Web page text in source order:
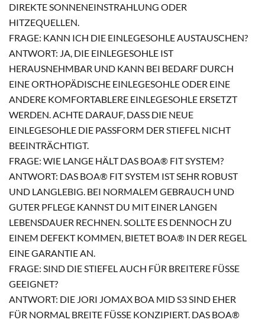
IREKTE SONNENEINSTRAHLUNG ODER H
ITZEQUELLEN.
FRAGE: KANN ICH DIE EINLEGESOHLE AUSTAUSCHEN?
ANTWORT: JA, DIE EINLEGESOHLE IST
HERAUSNEHMBAR UND KANN BEI BEDARF DURCH
EINE ORTHOPÄDISCHE EINLEGESOHLE ODER EINE
ANDERE KOMFORTABLERE EINLEGESOHLE ERSETZT
WERDEN. ACHTE DARAUF, DASS DIE NEUE
EINLEGESOHLE DIE PASSFORM DER STIEFEL NICHT
BEEINTRÄCHTIGT.
FRAGE: WIE LANGE HÄLT DAS BOA® FIT SYSTEM?
ANTWORT: DAS BOA® FIT SYSTEM IST SEHR ROBUST
UND LANGLEBIG. BEI NORMALEM GEBRAUCH UND
GUTER PFLEGE KANNST DU MIT EINER LANGEN
LEBENSDAUER RECHNEN. SOLLTE ES DENNOCH ZU
EINEM DEFEKT KOMMEN, BIETET BOA® IN DER REGEL
EINE GARANTIE AN.
FRAGE: SIND DIE STIEFEL AUCH FÜR BREITERE FÜSSE G
EEIGNET?
ANTWORT: DIE JORI JOMAX BOA MID S3 SIND EHER
FÜR NORMAL BREITE FÜSSE KONZIPIERT. DAS BOA® F